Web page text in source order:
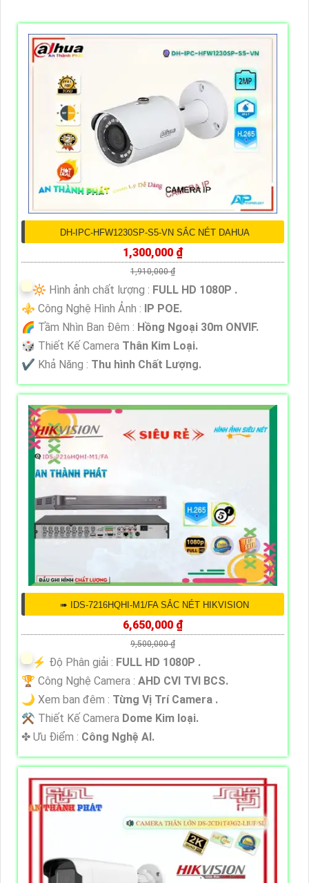
DH-IPC-HFW1230SP-S5-VN SẮC NÉT DAHUA
1,300,000 ₫
1,910,000 ₫
🔆 Hình ảnh chất lượng : FULL HD 1080P .
⚜️ Công Nghệ Hình Ảnh : IP POE.
🌈 Tầm Nhìn Ban Đêm : Hồng Ngoại 30m ONVIF.
🎲 Thiết Kế Camera Thân Kim Loại.
️✔️ Khả Năng : Thu hình Chất Lượng.
➠ IDS-7216HQHI-M1/FA SẮC NÉT HIKVISION
6,650,000 ₫
9,500,000 ₫
️⚡ Độ Phân giải : FULL HD 1080P .
🏆 Công Nghệ Camera : AHD CVI TVI BCS.
🌙 Xem ban đêm : Từng Vị Trí Camera .
⚒ Thiết Kế Camera Dome Kim loại.
️✤ Ưu Điểm : Công Nghệ AI.